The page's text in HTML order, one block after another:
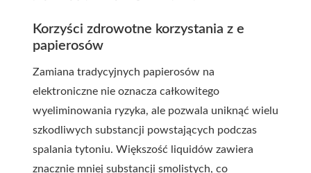
Korzyści zdrowotne korzystania z e
papierosów
Zamiana tradycyjnych papierosów na
elektroniczne nie oznacza całkowitego
wyeliminowania ryzyka, ale pozwala uniknąć wielu
szkodliwych substancji powstających podczas
spalania tytoniu. Większość liquidów zawiera
znacznie mniej substancji smolistych, co